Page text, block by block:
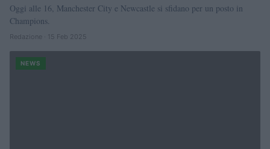
Oggi alle 16, Manchester City e Newcastle si sfidano per un posto in
Champions.
Redazione · 15 Feb 2025
NEWS